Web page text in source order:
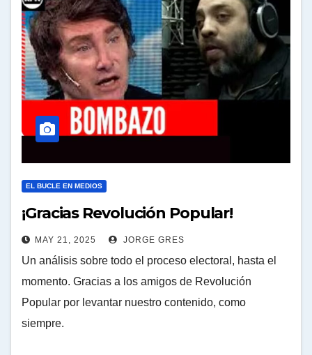
EL BUCLE EN MEDIOS
¡Gracias Revolución Popular!
MAY 21, 2025 JORGE GRES
Un análisis sobre todo el proceso electoral, hasta el
momento. Gracias a los amigos de Revolución
Popular por levantar nuestro contenido, como
siempre.